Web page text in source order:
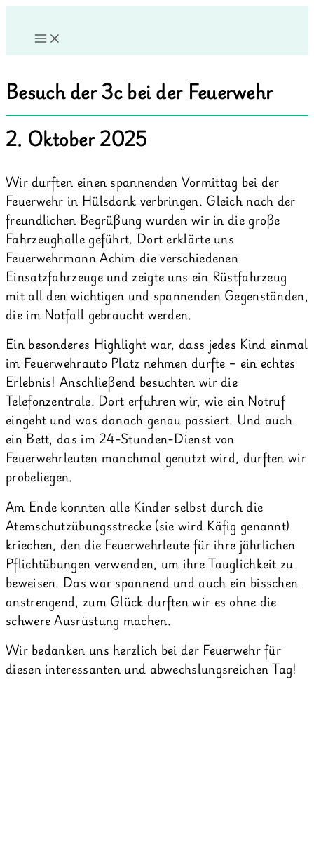
Inhalt
springen
Besuch der 3c bei der Feuerwehr
2. Oktober 2025
Wir durften einen spannenden Vormittag bei der
Feuerwehr in Hülsdonk verbringen. Gleich nach der
freundlichen Begrüßung wurden wir in die große
Fahrzeughalle geführt. Dort erklärte uns
Feuerwehrmann Achim die verschiedenen
Einsatzfahrzeuge und zeigte uns ein Rüstfahrzeug
mit all den wichtigen und spannenden Gegenständen,
die im Notfall gebraucht werden.
Ein besonderes Highlight war, dass jedes Kind einmal
im Feuerwehrauto Platz nehmen durfte – ein echtes
Erlebnis! Anschließend besuchten wir die
Telefonzentrale. Dort erfuhren wir, wie ein Notruf
eingeht und was danach genau passiert. Und auch
ein Bett, das im 24-Stunden-Dienst von
Feuerwehrleuten manchmal genutzt wird, durften wir
probeliegen.
Am Ende konnten alle Kinder selbst durch die
Atemschutzübungsstrecke (sie wird Käfig genannt)
kriechen, den die Feuerwehrleute für ihre jährlichen
Pflichtübungen verwenden, um ihre Tauglichkeit zu
beweisen. Das war spannend und auch ein bisschen
anstrengend, zum Glück durften wir es ohne die
schwere Ausrüstung machen.
Wir bedanken uns herzlich bei der Feuerwehr für
diesen interessanten und abwechslungsreichen Tag!